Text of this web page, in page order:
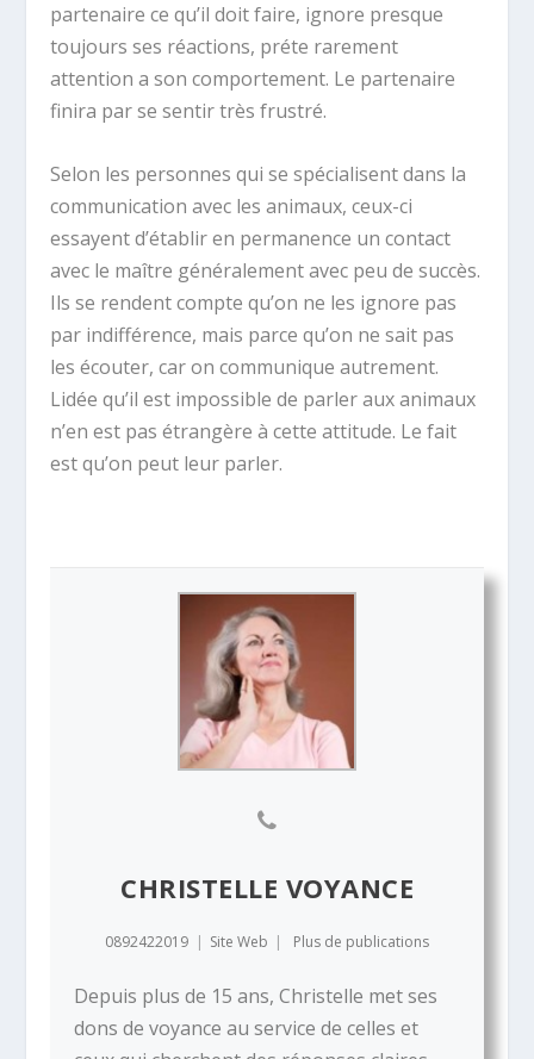
partenaire ce qu’il doit faire, ignore presque
toujours ses réactions, préte rarement
attention a son comportement. Le partenaire
finira par se sentir très frustré.
Selon les personnes qui se spécialisent dans la
communication avec les animaux, ceux-ci
essayent d’établir en permanence un contact
avec le maître généralement avec peu de succès.
Ils se rendent compte qu’on ne les ignore pas
par indifférence, mais parce qu’on ne sait pas
les écouter, car on communique autrement.
Lidée qu’il est impossible de parler aux animaux
n’en est pas étrangère à cette attitude. Le fait
est qu’on peut leur parler.
CHRISTELLE VOYANCE
0892422019 | Site Web | Plus de publications
Depuis plus de 15 ans, Christelle met ses
dons de voyance au service de celles et